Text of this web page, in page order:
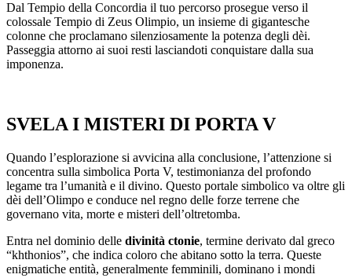
Dal Tempio della Concordia il tuo percorso prosegue verso il
colossale Tempio di Zeus Olimpio, un insieme di gigantesche
colonne che proclamano silenziosamente la potenza degli dèi.
Passeggia attorno ai suoi resti lasciandoti conquistare dalla sua
imponenza.
SVELA I MISTERI DI PORTA V
Quando l’esplorazione si avvicina alla conclusione, l’attenzione si
concentra sulla simbolica Porta V, testimonianza del profondo
legame tra l’umanità e il divino. Questo portale simbolico va oltre gli
dèi dell’Olimpo e conduce nel regno delle forze terrene che
governano vita, morte e misteri dell’oltretomba.
Entra nel dominio delle divinità ctonie, termine derivato dal greco
“khthonios”, che indica coloro che abitano sotto la terra. Queste
enigmatiche entità, generalmente femminili, dominano i mondi